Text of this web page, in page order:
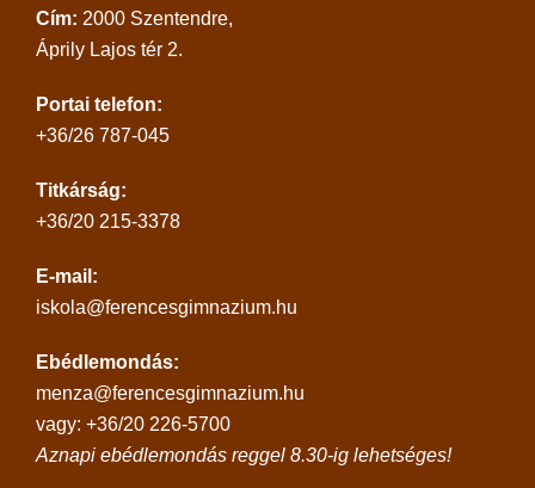
Cím: 2000 Szentendre,
Áprily Lajos tér 2.
Portai telefon:
+36/26 787-045
Titkárság:
+36/20 215-3378
E-mail:
iskola@ferencesgimnazium.hu
Ebédlemondás:
menza@ferencesgimnazium.hu
vagy: +36/20 226-5700
Aznapi ebédlemondás reggel 8.30-ig lehetséges!